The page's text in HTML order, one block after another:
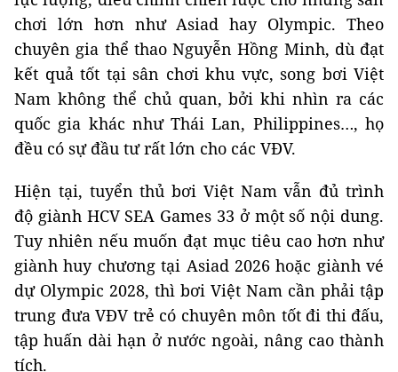
chơi lớn hơn như Asiad hay Olympic. Theo
chuyên gia thể thao Nguyễn Hồng Minh, dù đạt
kết quả tốt tại sân chơi khu vực, song bơi Việt
Nam không thể chủ quan, bởi khi nhìn ra các
quốc gia khác như Thái Lan, Philippines…, họ
đều có sự đầu tư rất lớn cho các VĐV.
Hiện tại, tuyển thủ bơi Việt Nam vẫn đủ trình
độ giành HCV SEA Games 33 ở một số nội dung.
Tuy nhiên nếu muốn đạt mục tiêu cao hơn như
giành huy chương tại Asiad 2026 hoặc giành vé
dự Olympic 2028, thì bơi Việt Nam cần phải tập
trung đưa VĐV trẻ có chuyên môn tốt đi thi đấu,
tập huấn dài hạn ở nước ngoài, nâng cao thành
tích.